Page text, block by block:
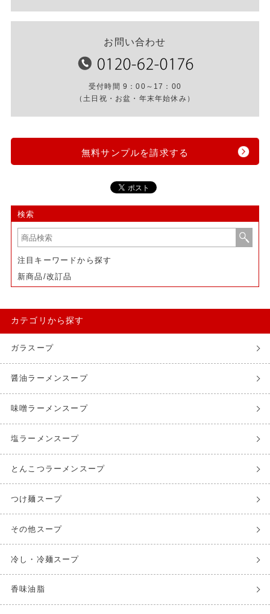
お問い合わせ
受付時間 9：00～17：00
（土日祝・お盆・年末年始休み）
無料サンプルを請求する
検索
注目キーワードから探す
新商品/改訂品
カテゴリから探す
ガラスープ
醤油ラーメンスープ
味噌ラーメンスープ
塩ラーメンスープ
とんこつラーメンスープ
つけ麺スープ
その他スープ
冷し・冷麺スープ
香味油脂